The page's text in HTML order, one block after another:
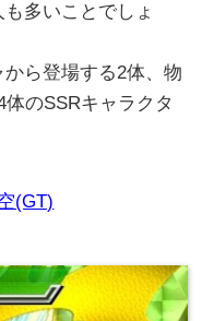
多いことでしょ
ら登場する2体、物
のSSRキャラクタ
(GT)